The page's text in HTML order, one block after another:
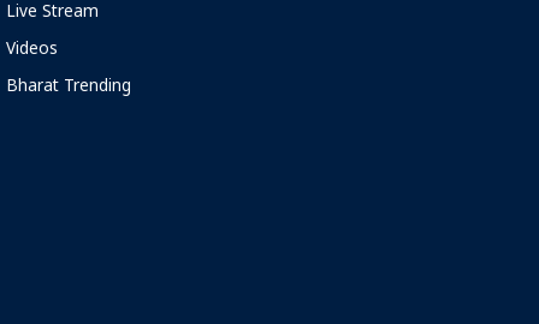
Live Stream
Videos
Bharat Trending